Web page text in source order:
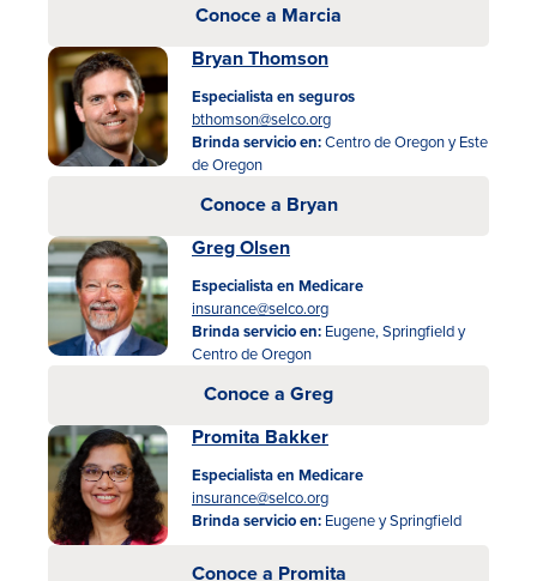
Conoce a Marcia
Bryan Thomson
Especialista en seguros
bthomson@selco.org
Brinda servicio en:Centro de Oregon y Este
de Oregon
Conoce a Bryan
Greg Olsen
Especialista en Medicare
insurance@selco.org
Brinda servicio en: Eugene, Springfield y
Centro de Oregon
Conoce a Greg
Promita Bakker
Especialista en Medicare
insurance@selco.org
Brinda servicio en: Eugene y Springfield
Conoce a Promita